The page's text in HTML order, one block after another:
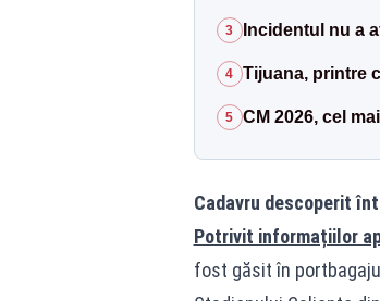
3 Incidentul nu a
4 Tijuana, printre
5 CM 2026, cel
Cadavru descoperit
Potrivit informațiilor
fost găsit în